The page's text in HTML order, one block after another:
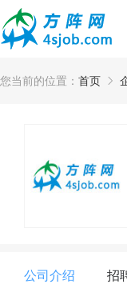
您当前的位置： 首页
公司介绍 招